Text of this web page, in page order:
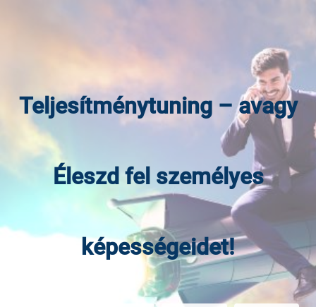
Teljesítménytuning – avagy
Éleszd fel személyes
képességeidet!